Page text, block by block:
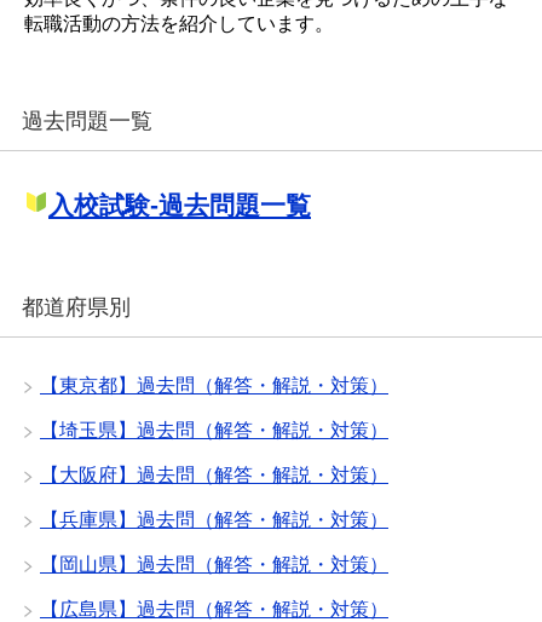
転職活動の方法を紹介しています。
過去問題一覧
入校試験-過去問題一覧
都道府県別
【東京都】過去問（解答・解説・対策）
【埼玉県】過去問（解答・解説・対策）
【大阪府】過去問（解答・解説・対策）
【兵庫県】過去問（解答・解説・対策）
【岡山県】過去問（解答・解説・対策）
【広島県】過去問（解答・解説・対策）